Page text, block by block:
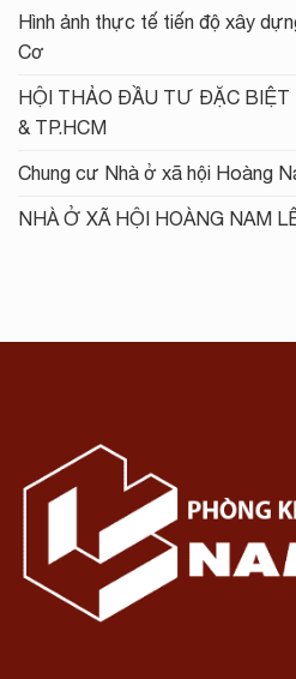
Hình ảnh thực tế tiến độ xây
Cơ
HỘI THẢO ĐẦU TƯ ĐẶC BIỆT
& TP.HCM
Chung cư Nhà ở xã hội Hoàng
NHÀ Ở XÃ HỘI HOÀNG NAM